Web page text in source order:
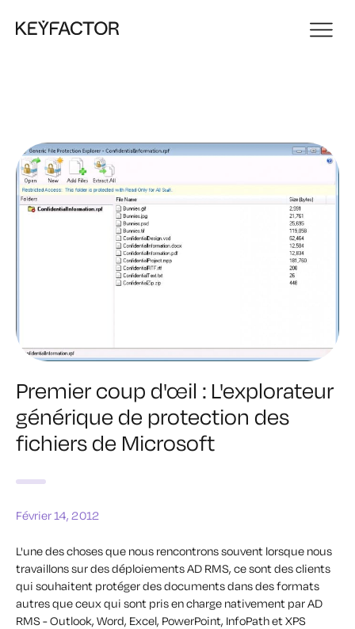
Premier coup d'œil : L'explorateur
générique de protection des
fichiers de Microsoft
Février 14, 2012
L'une des choses que nous rencontrons souvent lorsque nous
travaillons sur des déploiements AD RMS, ce sont des clients
qui souhaitent protéger des documents dans des formats
autres que ceux qui sont pris en charge nativement par AD
RMS - Outlook, Word, Excel, PowerPoint, InfoPath et XPS